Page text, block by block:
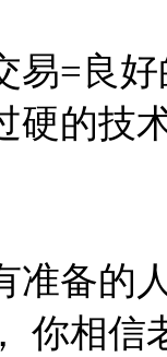
=良好
硬的技
备的人
你相信